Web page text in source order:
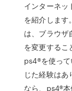
インターネッ
を紹介します
は、ブラウザ
を変更するこ
ps4®を使っ
じた経験は
なら、ps4®